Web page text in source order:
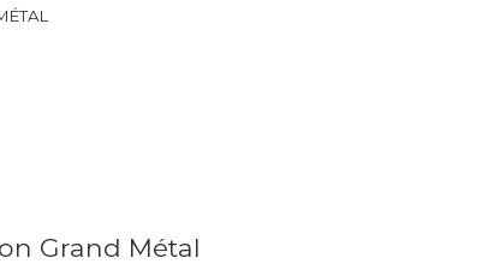
Grand Métal